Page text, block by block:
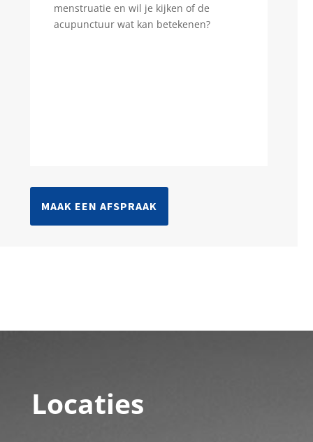
menstruatie en wil je kijken of de
acupunctuur wat kan betekenen?
MAAK EEN AFSPRAAK
Locaties